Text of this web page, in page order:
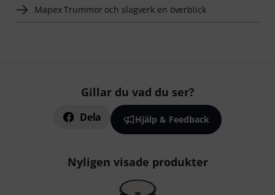
Mapex Trummor och slagverk en överblick
Gillar du vad du ser?
Dela Hjälp & Feedback
Nyligen visade produkter